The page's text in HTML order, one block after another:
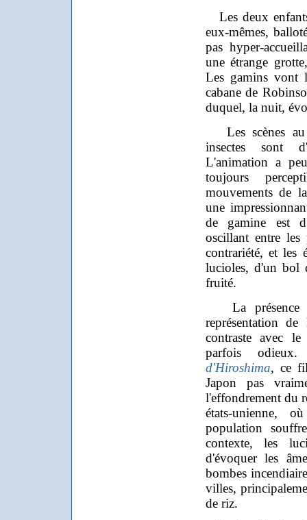
Les deux
eux-mêmes,
pas hyper-
une étrange
Les gamins vont
cabane de
duquel, la nuit,
Les scènes au
insectes sont
L'animation a
toujours
mouvements de
une
de gamine est
oscillant entre
contrariété, et les
lucioles, d'un bol
fruité.
La présence
représentation
contraste avec
parfois
d'Hiroshima, ce
Japon pas
l'effondrement du
états-unienne,
population
contexte, les
d'évoquer les
bombes
villes,
de riz.